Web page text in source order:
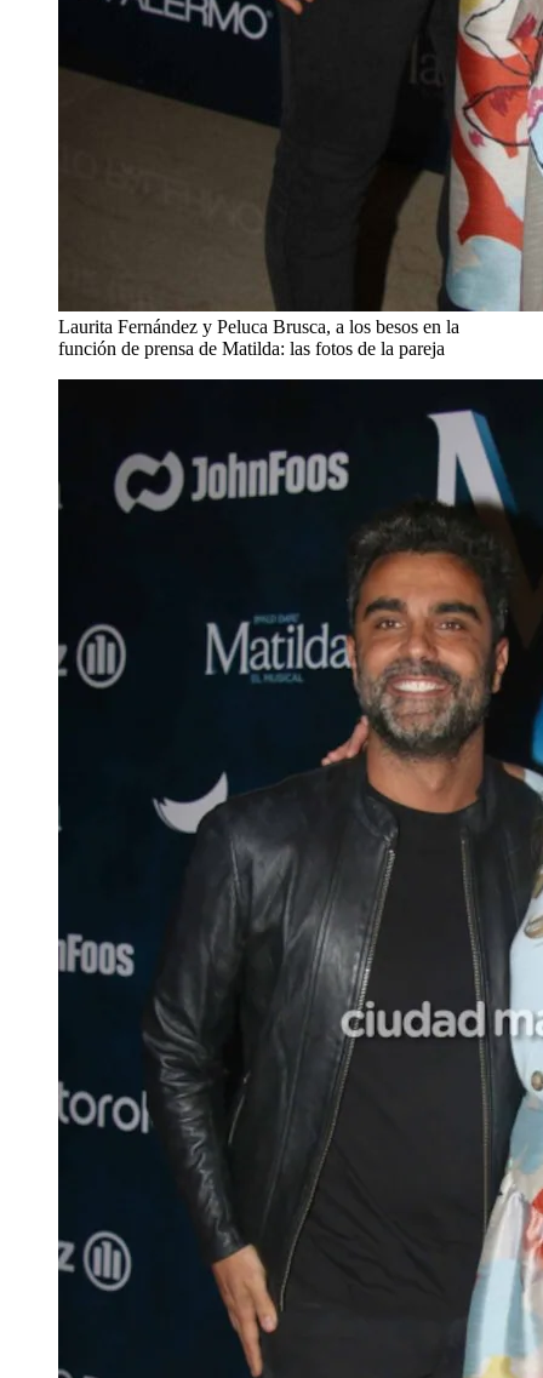
Laurita Fernández y Peluca Brusca, a los besos en la
función de prensa de Matilda: las fotos de la pareja